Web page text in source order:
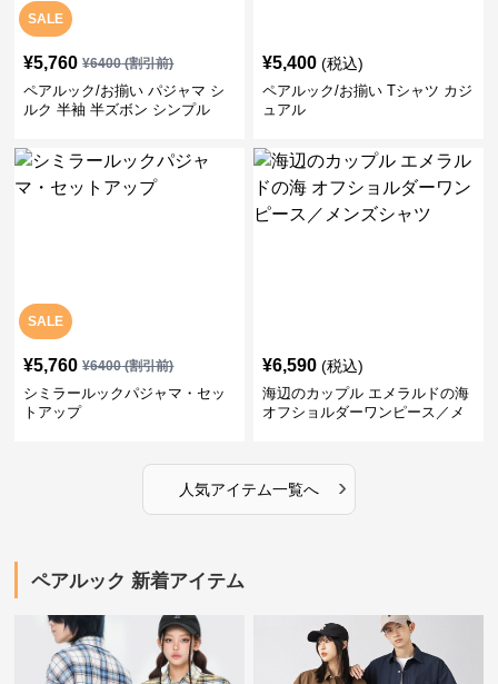
SALE
¥5,760 ¥6400(割引前)
ペアルック/お揃い パジャマ シ
ルク 半袖 半ズボン シンプル
¥5,400 (税込)
ペアルック/お揃い Tシャツ カジ
ュアル
SALE
¥5,760 ¥6400(割引前)
シミラールックパジャマ・セッ
トアップ
¥6,590 (税込)
海辺のカップル エメラルドの海
オフショルダーワンピース／メ
人気アイテム一覧へ ›
ペアルック 新着アイテム